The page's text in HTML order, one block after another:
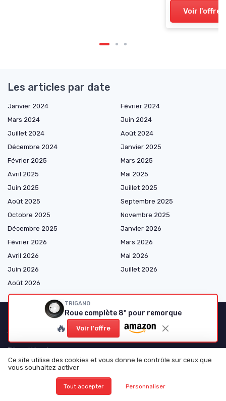
Voir l'offre
TRIGANO
Roue complète 8" pour remorque
🔥 Voir l'offre
Les articles par date
Janvier 2024
Février 2024
Mars 2024
Juin 2024
Juillet 2024
Août 2024
Décembre 2024
Janvier 2025
Février 2025
Mars 2025
Avril 2025
Mai 2025
Juin 2025
Juillet 2025
Août 2025
Septembre 2025
Octobre 2025
Novembre 2025
Décembre 2025
Janvier 2026
Février 2026
Mars 2026
Avril 2026
Mai 2026
Juin 2026
Juillet 2026
Août 2026
Shopping
Pièces Mécaniques
Électricité et Électronique
Accessoires et Gadgets
Ce site utilise des cookies et vous donne le contrôle sur ceux que
vous souhaitez activer
Tout accepter Personnaliser